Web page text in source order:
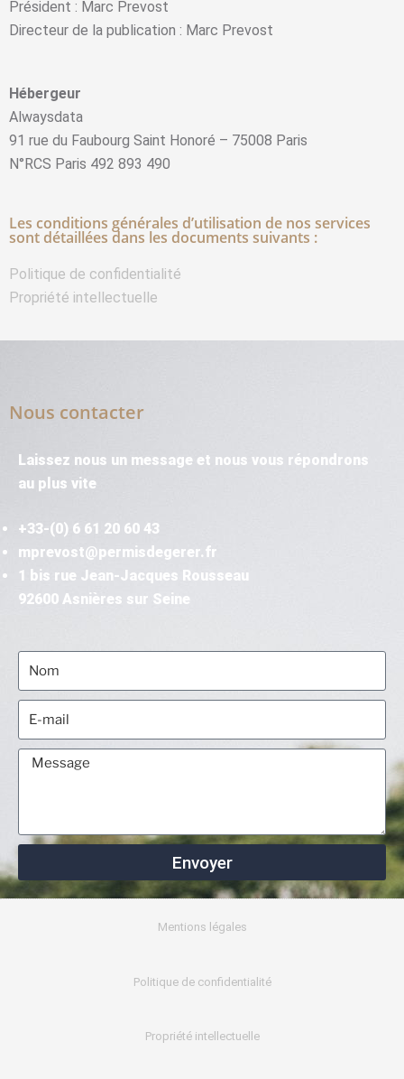
Président : Marc Prevost
Directeur de la publication : Marc Prevost
Hébergeur
Alwaysdata
91 rue du Faubourg Saint Honoré – 75008 Paris
N°RCS Paris 492 893 490
Les conditions générales d’utilisation de nos services
sont détaillées dans les documents suivants :
Politique de confidentialité
Propriété intellectuelle
Nous contacter
Laissez nous un message et nous vous répondrons
au plus vite
+33-(0) 6 61 20 60 43
mprevost@permisdegerer.fr
1 bis rue Jean-Jacques Rousseau
92600 Asnières sur Seine
Envoyer
Mentions légales
Politique de confidentialité
Propriété intellectuelle